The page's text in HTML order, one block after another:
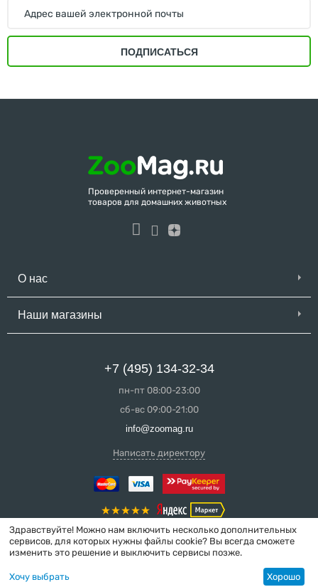
ПОДПИСАТЬСЯ
Проверенный интернет-магазин
товаров для домашних животных
О нас
Наши магазины
+7 (495) 134-32-34
пн-пт 08:00-23:00
сб-вс 09:00-21:00
info@zoomag.ru
Написать директору
Интернет-магазин сделан в вебстудии
MakeShop.pro
Здравствуйте! Можно нам включить несколько дополнительных
сервисов, для которых нужны файлы cookie? Вы всегда сможете
изменить это решение и выключить сервисы позже.
Хочу выбрать Хорошо